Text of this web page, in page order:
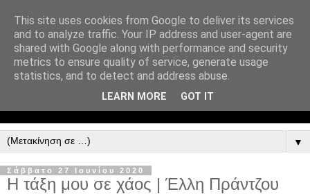
▼
Σάββατο 27 Ιουνίου 2020
Η τάξη μου σε χάος | Έλλη Πράντζου
This site uses cookies from Google to deliver its services
and to analyze traffic. Your IP address and user-agent are
shared with Google along with performance and security
metrics to ensure quality of service, generate usage
statistics, and to detect and address abuse.
LEARN MORE GOT IT